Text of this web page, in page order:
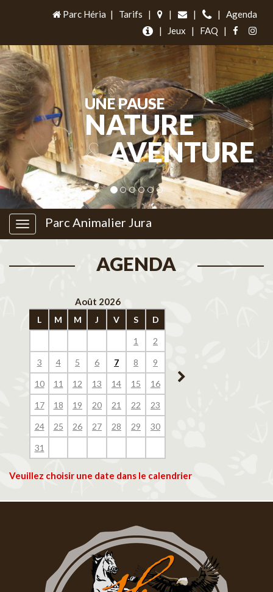
Parc Héria | Tarifs | | | |
Agenda
|
Jeux | FAQ |
UNE PAUSE
NATURE
&AVENTURE
Parc Animalier Jura
AGENDA
Août 2026
L M M J V S D
1 2
3 4 5 6 7 8 9
10 11 12 13 14 15 16
17 18 19 20 21 22 23
24 25 26 27 28 29 30
31
14
Veuillez choisir une date dans le calendrier